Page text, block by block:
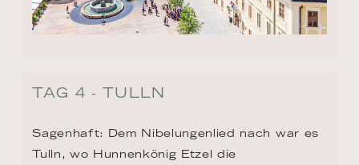
TAG 4 - TULLN
Sagenhaft: Dem Nibelungenlied nach war es
Tulln, wo Hunnenkönig Etzel die